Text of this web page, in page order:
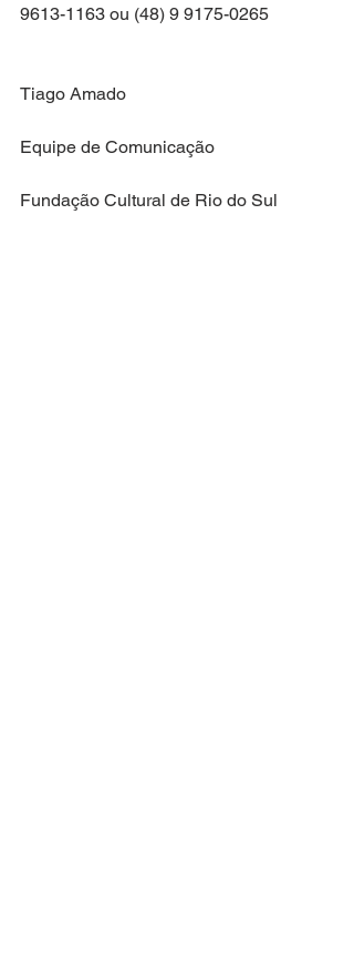
9613-1163 ou (48) 9 9175-0265
Tiago Amado
Equipe de Comunicação
Fundação Cultural de Rio do Sul